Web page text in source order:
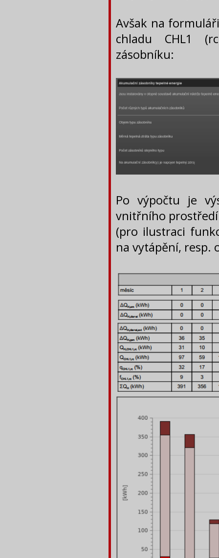
Avšak na formuláři
chladu CHL1
zásobníku:
Po výpočtu je
vnitřního
(pro ilustraci
na vytápění, resp.